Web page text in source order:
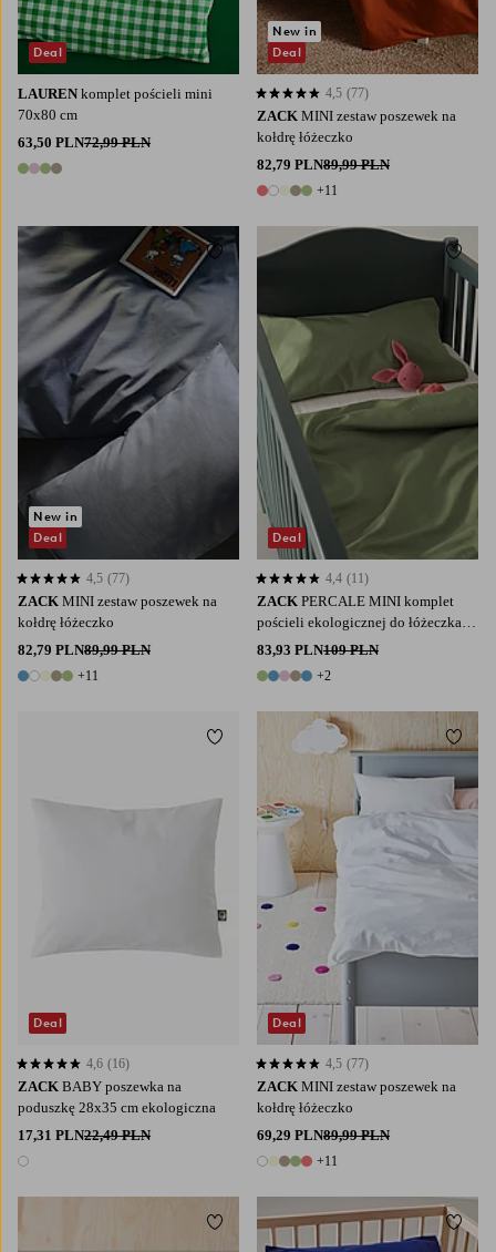
LAUREN komplet pościeli mini
70x80 cm
63,50 PLN72,99 PLN
4 kolory
Deal
ZACK MINI zestaw poszewek na
kołdrę łóżeczko
82,79 PLN89,99 PLN
16 kolory
+11
4,5 opierając się na 77 ocenach
4,5 (77)
New in
Deal
ZACK MINI zestaw poszewek na
kołdrę łóżeczko
82,79 PLN89,99 PLN
16 kolory
+11
4,5 opierając się na 77 ocenach
4,5 (77)
New in
Deal
Dodaj do ulubionych
ZACK PERCALE MINI komplet
pościeli ekologicznej do łóżeczka
niemowlęcego
83,93 PLN109 PLN
7 kolory
+2
4,4 opierając się na 11 ocenach
4,4 (11)
Deal
ZACK BABY poszewka na
poduszkę 28x35 cm ekologiczna
17,31 PLN22,49 PLN
1 kolor
4,6 opierając się na 16 ocenach
4,6 (16)
Deal
Dodaj do ulubionych
ZACK MINI zestaw poszewek na
kołdrę łóżeczko
69,29 PLN89,99 PLN
16 kolory
+11
4,5 opierając się na 77 ocenach
4,5 (77)
Deal
Dodaj do ulubionych